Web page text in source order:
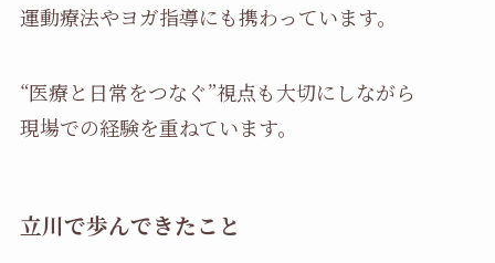
運動療法やヨガ指導にも携わっています。
“医療と日常をつなぐ”視点も大切にしながら
現場での経験を重ねています。
立川で歩んできたこと